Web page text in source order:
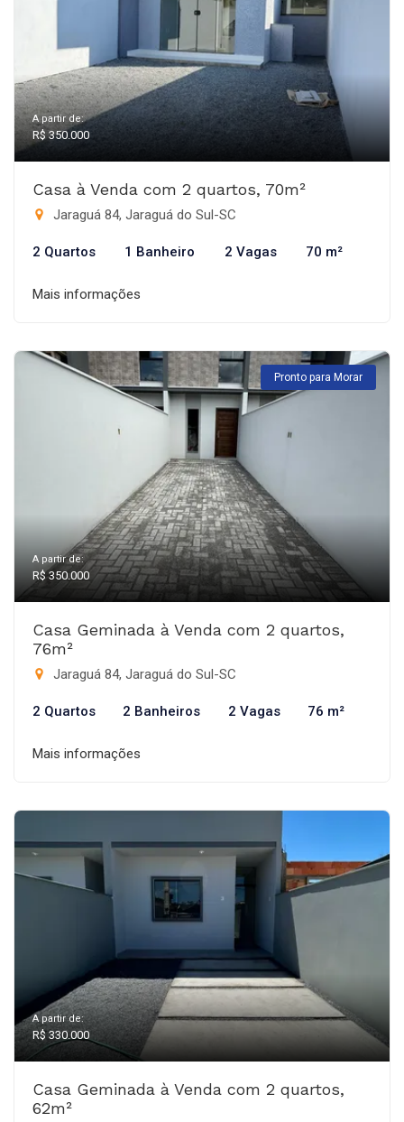
A partir de:
R$ 350.000
Casa à Venda com 2 quartos, 70m²
Jaraguá 84, Jaraguá do Sul-SC
2 Quartos 1 Banheiro 2 Vagas 70 m²
Mais informações
Pronto para Morar
A partir de:
R$ 350.000
Casa Geminada à Venda com 2 quartos,
76m²
Jaraguá 84, Jaraguá do Sul-SC
2 Quartos 2 Banheiros 2 Vagas 76 m²
Mais informações
A partir de:
R$ 330.000
Casa Geminada à Venda com 2 quartos,
62m²